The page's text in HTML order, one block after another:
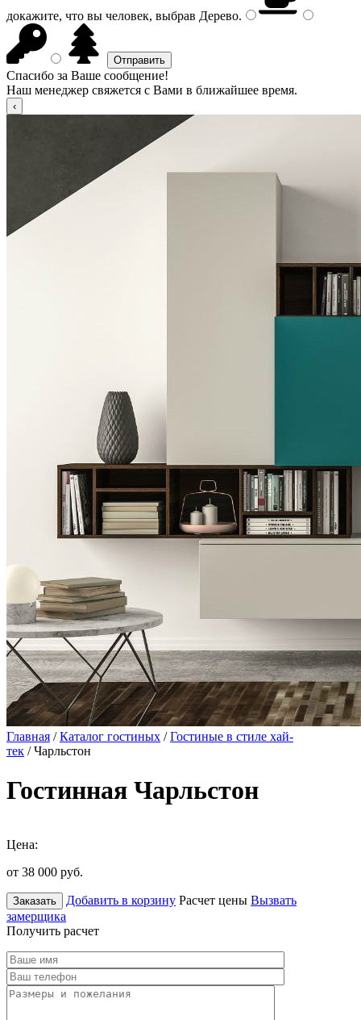
докажите, что вы человек, выбрав Дерево.
Спасибо за Ваше сообщение!
Наш менеджер свяжется с Вами в ближайшее время.
Главная /Каталог гостиных /Гостиные в стиле хай-
тек / Чарльстон
Гостинная Чарльстон
Цена:
от 38 000 руб.
Заказать Добавить в корзину Расчет цены Вызвать
замерщика
Получить расчет